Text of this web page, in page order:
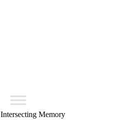
Intersecting Memory